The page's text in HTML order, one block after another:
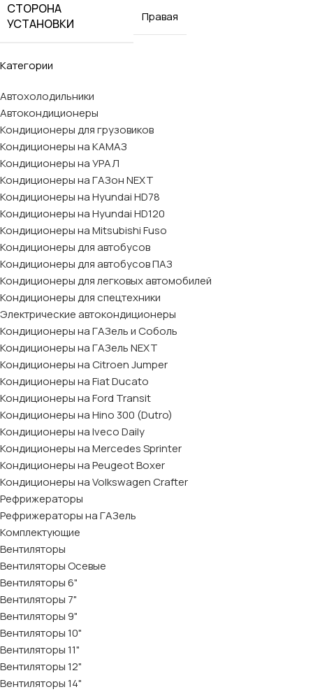
Категории
Автохолодильники
Автокондиционеры
Кондиционеры для грузовиков
Кондиционеры на КАМАЗ
Кондиционеры на УРАЛ
Кондиционеры на ГАЗон NEXT
Кондиционеры на Hyundai HD78
Кондиционеры на Hyundai HD120
Кондиционеры на Mitsubishi Fuso
Кондиционеры для автобусов
Кондиционеры для автобусов ПАЗ
Кондиционеры для легковых автомобилей
Кондиционеры для спецтехники
Электрические автокондиционеры
Кондиционеры на ГАЗель и Соболь
Кондиционеры на ГАЗель NEXT
Кондиционеры на Citroen Jumper
Кондиционеры на Fiat Ducato
Кондиционеры на Ford Transit
Кондиционеры на Hino 300 (Dutro)
Кондиционеры на Iveco Daily
Кондиционеры на Mercedes Sprinter
Кондиционеры на Peugeot Boxer
Кондиционеры на Volkswagen Crafter
Рефрижераторы
Рефрижераторы на ГАЗель
Комплектующие
Вентиляторы
Вентиляторы Осевые
Вентиляторы 6"
Вентиляторы 7"
Вентиляторы 9"
Вентиляторы 10"
Вентиляторы 11"
Вентиляторы 12"
Вентиляторы 14"
СТОРОНА
УСТАНОВКИ
Правая